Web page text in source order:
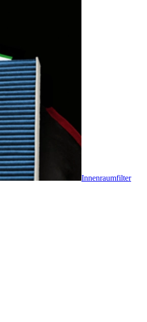
Innenraumfilter